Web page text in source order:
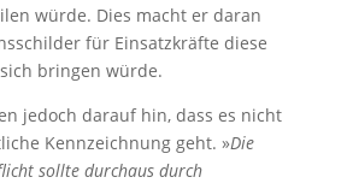
würde. Dies macht er daran
für Einsatzkräfte diese
bringen würde.
jedoch darauf hin, dass es nicht
Kennzeichnung geht. »Die
sollte durchaus durch